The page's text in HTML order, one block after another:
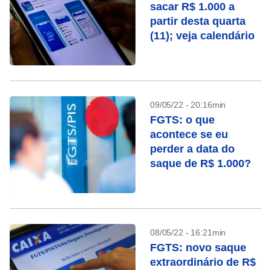
sacar R$ 1.000 a
partir desta quarta
(11); veja calendário
09/05/22 - 20:16min
FGTS: o que
acontece se eu
perder a data do
saque de R$ 1.000?
08/05/22 - 16:21min
FGTS: novo saque
extraordinário de R$